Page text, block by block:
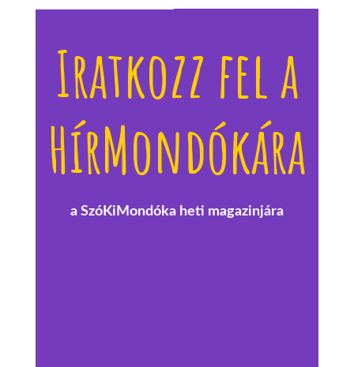
Iratkozz fel a
HírMondókára
a SzóKiMondóka heti magazinjára